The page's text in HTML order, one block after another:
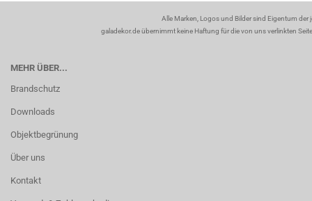
Alle Marken, Logos und Bilder sind Eigentum
galadekor.de übernimmt keine Haftung für die von uns verlinkten
MEHR ÜBER...
Brandschutz
Downloads
Objektbegrünung
Über uns
Kontakt